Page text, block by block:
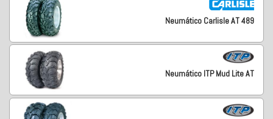
Neumático Carlisle AT 489
Neumático ITP Mud Lite AT